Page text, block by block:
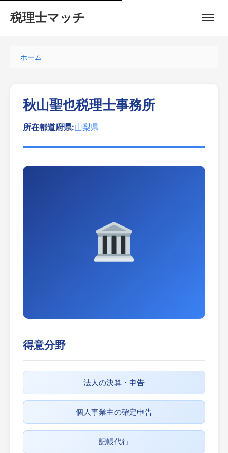
税理士マッチ
ホーム
秋山聖也税理士事務所
所在都道府県:山梨県
得意分野
法人の決算・申告
個人事業主の確定申告
記帳代行